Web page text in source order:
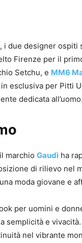
i due designer ospiti
Firenze per il
Setchu, e MM6
esclusiva per Pitti
dedicata all’uomo.
marchio Gaudì ha
di rilievo nel
moda giovane e
per uomini e
semplicità e vivacità.
nel vibrante